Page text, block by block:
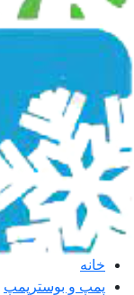
خانه
پمپ و بوسترپمپ